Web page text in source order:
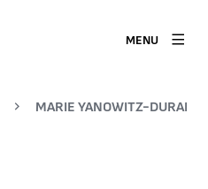
MENU
MARIE YANOWITZ-DURAND